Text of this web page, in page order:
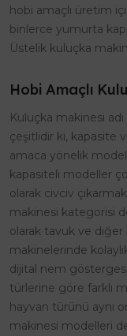
hobi amaçlı üretim
binlerce yumurta
Üstelik kuluçka
Hobi Amaçlı
Kuluçka makinesi
çeşitlidir ki, kapasite
amaca yönelik
kapasiteli modeller
olarak civciv
makinesi kategorisi
olarak tavuk ve diğer
makinelerinde
dijital nem
türlerine göre farklı
hayvan türünü aynı
makinesi modelleri